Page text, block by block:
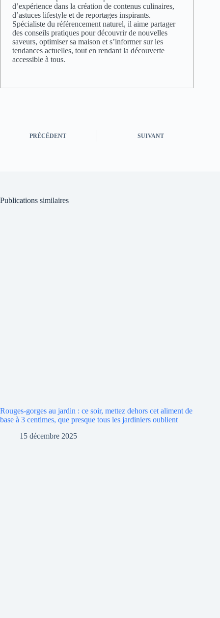
d’expérience dans la création de contenus culinaires,
d’astuces lifestyle et de reportages inspirants.
Spécialiste du référencement naturel, il aime partager
des conseils pratiques pour découvrir de nouvelles
saveurs, optimiser sa maison et s’informer sur les
tendances actuelles, tout en rendant la découverte
accessible à tous.
PRÉCÉDENT SUIVANT
Publications similaires
Rouges-gorges au jardin : ce soir, mettez dehors cet aliment de
base à 3 centimes, que presque tous les jardiniers oublient
15 décembre 2025